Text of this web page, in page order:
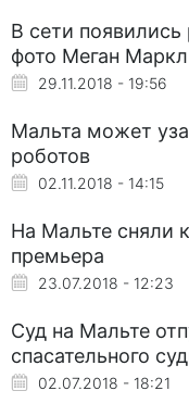
В сети
фото Меган
29.11.2018 - 19:56
Мальта может
роботов
02.11.2018 - 14:15
На Мальте сняли
премьера
23.07.2018 - 12:23
Суд на Мальте
спасательного
02.07.2018 - 18:21